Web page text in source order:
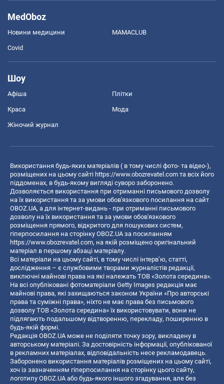
MedOboz
Новини медицини MAMACLUB
Covid
Шоу
Афіша Плітки
Краса Мода
Жіночий журнал
Використання будь-яких матеріалів ( в тому числі фото- та відео-),
розміщених на цьому сайті https://www.obozrevatel.com та всіх його
піддоменах, в будь-якому вигляді суворо заборонено.
Дозволяється використання при отриманні письмового дозволу
на їх використання та за умови обов'язкового посилання на сайт
OBOZ.UA, а для інтернет-видань - при отриманні письмового
дозволу на їх використання та за умови обов'язкового
розміщення прямого, відкритого для пошукових систем,
гіперпосилання на сторінку OBOZ.UA за посиланням
https://www.obozrevatel.com, на якій розміщено оригінальний
матеріал в першому абзаці матеріалу.
Всі матеріали на цьому сайті, в тому числі інтерв’ю, статті,
дослідження – є службовими творами журналістів редакції,
виключні майнові права на які належать ТОВ «Золота середина».
На всі опубліковані фотоматеріали Getty Images редакція має
майнові права, які захищаються законом України «Про авторські
права та суміжні права», ніхто не має права без письмового
дозволу ТОВ «Золота середина» їх використовувати, вони не
підлягають подальшому відтворенню, перекладу, поширенню в
будь-якій формі.
Редакція OBOZ.UA може не поділяти точку зору, викладену в
авторському матеріалі. За достовірність інформації, опублікованої
в рекламних матеріалах, відповідальність несе рекламодавець.
Заборонено використання матеріалів розміщених на цьому сайті,
хоч із зазначенням гіперпосилання на сторінку цього сайту,
логотипу OBOZ.UA або будь-якого іншого згадування, але без